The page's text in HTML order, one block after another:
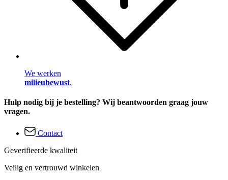
We werken
milieubewust.
Hulp nodig bij je bestelling? Wij beantwoorden graag jouw
vragen.
Contact
Geverifieerde kwaliteit
Veilig en vertrouwd winkelen